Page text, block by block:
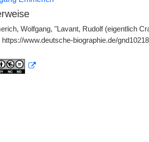
Wolfgang, "Lavant, Rudolf (eigentlich
https://www.deutsche-biographie.de/